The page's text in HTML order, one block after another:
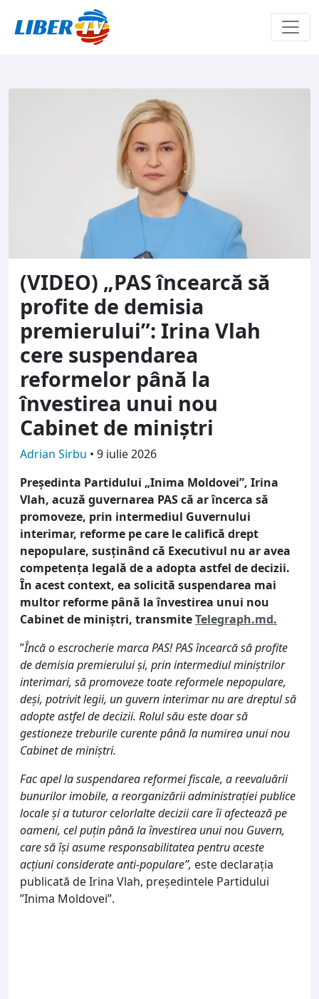
(VIDEO) „PAS încearcă să
profite de demisia
premierului”: Irina Vlah
cere suspendarea
reformelor până la
învestirea unui nou
Cabinet de miniștri
Adrian Sirbu • 9 iulie 2026
Președinta Partidului „Inima Moldovei”, Irina
Vlah, acuză guvernarea PAS că ar încerca să
promoveze, prin intermediul Guvernului
interimar, reforme pe care le califică drept
nepopulare, susținând că Executivul nu ar avea
competența legală de a adopta astfel de decizii.
În acest context, ea solicită suspendarea mai
multor reforme până la învestirea unui nou
Cabinet de miniștri, transmiteTelegraph.md.
”Încă o escrocherie marca PAS! PAS încearcă să profite
de demisia premierului și, prin intermediul miniștrilor
interimari, să promoveze toate reformele nepopulare,
deși, potrivit legii, un guvern interimar nu are dreptul să
adopte astfel de decizii. Rolul său este doar să
gestioneze treburile curente până la numirea unui nou
Cabinet de miniștri.
Fac apel la suspendarea reformei fiscale, a reevaluării
bunurilor imobile, a reorganizării administrației publice
locale și a tuturor celorlalte decizii care îi afectează pe
oameni, cel puțin până la învestirea unui nou Guvern,
care să își asume responsabilitatea pentru aceste
acțiuni considerate anti-populare”, este declarația
publicată de Irina Vlah, președintele Partidului
”Inima Moldovei”.